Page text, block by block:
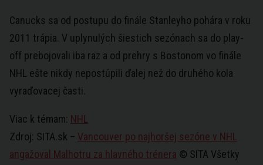
Canucks sa od postupu do finále Stanleyho pohára v roku
2011 trápia. V uplynulých šiestich sezónach sa do play-
off prebojovali iba raz a od prehry s Bostonom vo finále
NHL ešte nikdy nepostúpili ďalej než do druhého kola
vyraďovacej časti.
Viac k témam: NHL
Zdroj: SITA.sk – Vancouver po najhoršej sezóne v NHL
angažoval Malhotru za hlavného trénera © SITA Všetky